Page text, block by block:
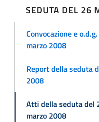
SEDUTA DEL 26
Convocazione e
marzo 2008
Report della seduta
2008
Atti della seduta del
marzo 2008